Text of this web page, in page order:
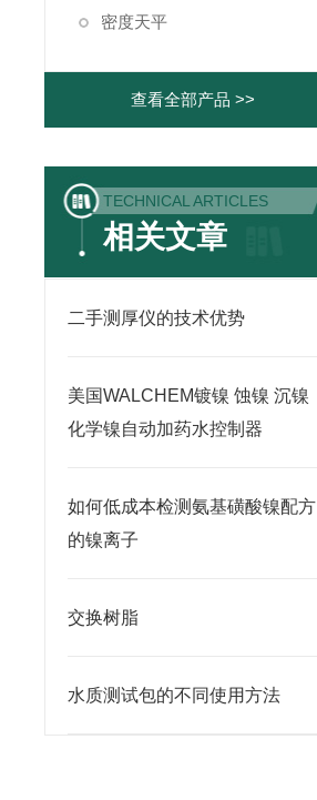
密度天平
查看全部产品 >>
TECHNICAL ARTICLES
相关文章
二手测厚仪的技术优势
美国WALCHEM镀镍 蚀镍 沉镍
化学镍自动加药水控制器
如何低成本检测氨基磺酸镍配方
的镍离子
交换树脂
水质测试包的不同使用方法